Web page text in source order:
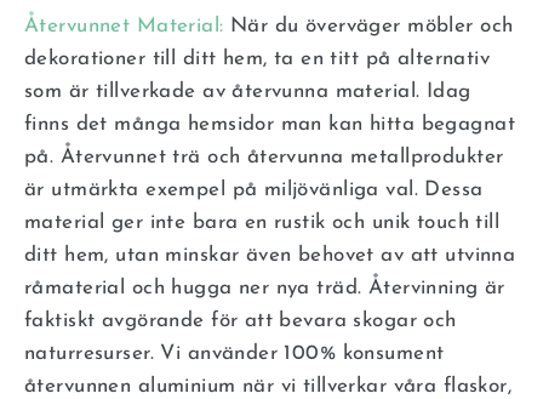
Återvunnet Material: När du överväger möbler och
dekorationer till ditt hem, ta en titt på alternativ
som är tillverkade av återvunna material. Idag
finns det många hemsidor man kan hitta begagnat
på. Återvunnet trä och återvunna metallprodukter
är utmärkta exempel på miljövänliga val. Dessa
material ger inte bara en rustik och unik touch till
ditt hem, utan minskar även behovet av att utvinna
råmaterial och hugga ner nya träd. Återvinning är
faktiskt avgörande för att bevara skogar och
naturresurser. Vi använder 100% konsument
återvunnen aluminium när vi tillverkar våra flaskor,